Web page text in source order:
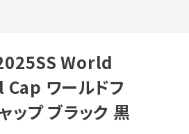
World
ワールドフ
ップ ブラック 黒